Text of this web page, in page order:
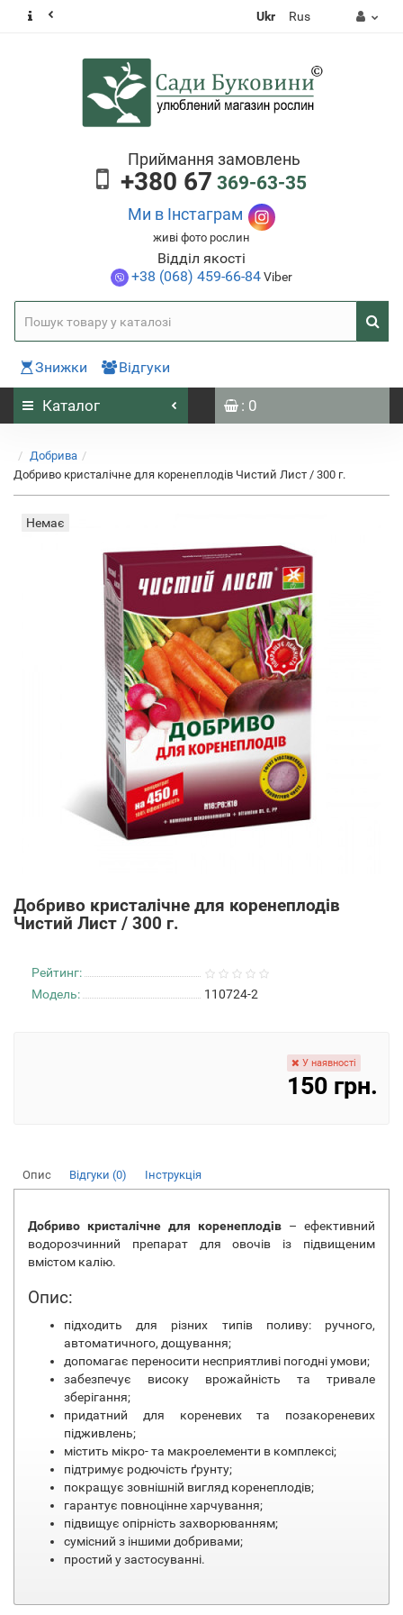
Ukr Rus
Приймання замовлень
+380 67 369-63-35
Ми в Інстаграм
живі фото рослин
Відділ якості
+38 (068) 459-66-84Viber
Знижки Відгуки
Каталог : 0
Добрива
Добриво кристалічне для коренеплодів Чистий Лист / 300 г.
Немає
Добриво кристалічне для коренеплодів
Чистий Лист / 300 г.
Рейтинг:
Модель:
110724-2
У наявності
150 грн.
Опис Відгуки (0) Інструкція
Добриво кристалічне для коренеплодів – ефективний
водорозчинний препарат для овочів із підвищеним
вмістом калію.
Опис:
підходить для різних типів поливу: ручного,
автоматичного, дощування;
допомагає переносити несприятливі погодні умови;
забезпечує високу врожайність та тривале
зберігання;
придатний для кореневих та позакореневих
підживлень;
містить мікро- та макроелементи в комплексі;
підтримує родючість ґрунту;
покращує зовнішній вигляд коренеплодів;
гарантує повноцінне харчування;
підвищує опірність захворюванням;
сумісний з іншими добривами;
простий у застосуванні.